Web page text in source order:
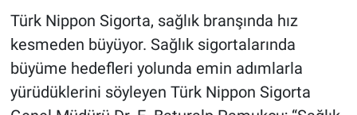
Türk Nippon Sigorta, sağlık branşında hız
kesmeden büyüyor. Sağlık sigortalarında
büyüme hedefleri yolunda emin adımlarla
yürüdüklerini söyleyen Türk Nippon Sigorta